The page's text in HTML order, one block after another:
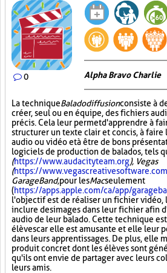
0 Alpha Bravo Charlie
La techniqueBaladodiffusionconsiste à
créer, seul ou en équipe, des fichiers
précis. Cela leur permet d'apprendre à
structurer un texte clair et concis, à
audio ou vidéo et à être de bons
logiciels de production de balados, tels
(https://www.audacityteam.org), Vegas
(https://
GarageBand,pour lesMacseulement
(https://apps.apple.com/ca/app/
l'objectif est de réaliser un fichier vidéo,
inclure des images dans leur fichier afin
audio de leur balado. Cette technique
élèves car elle est amusante et elle leur
dans leurs apprentissages. De plus, elle
produit concret dont les élèves sont
qu'ils ont envie de partager avec leurs
leurs amis.